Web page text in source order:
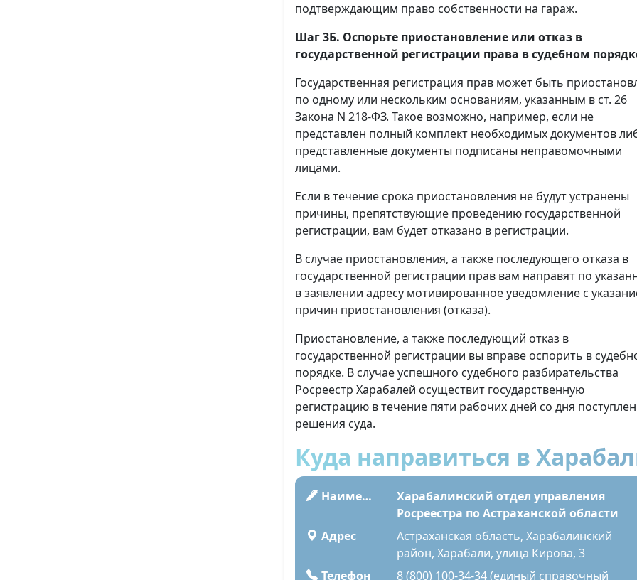
подтверждающим право собственности на гараж.
Шаг 3Б. Оспорьте приостановление или отказ в
государственной регистрации права в судебном
Государственная регистрация прав может быть
по одному или нескольким основаниям, указанным в ст. 26
Закона N 218-ФЗ. Такое возможно, например, если не
представлен полный комплект необходимых документов
представленные документы подписаны неправомочными
лицами.
Если в течение срока приостановления не будут устранены
причины, препятствующие проведению государственной
регистрации, вам будет отказано в регистрации.
В случае приостановления, а также последующего отказа в
государственной регистрации прав вам направят по
в заявлении адресу мотивированное уведомление с
причин приостановления (отказа).
Приостановление, а также последующий отказ в
государственной регистрации вы вправе оспорить в
порядке. В случае успешного судебного разбирательства
Росреестр Харабалей осуществит государственную
регистрацию в течение пяти рабочих дней со дня
решения суда.
Куда направиться в
Наименование
Харабалинский отдел управления
Росреестра по Астраханской области
Адрес
Астраханская область, Харабалинский
район, Харабали, улица Кирова, 3
Телефон
8 (800) 100-34-34 (единый справочный